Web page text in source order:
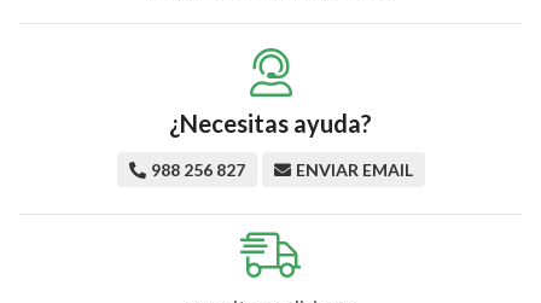
¿Necesitas ayuda?
988 256 827 ENVIAR EMAIL